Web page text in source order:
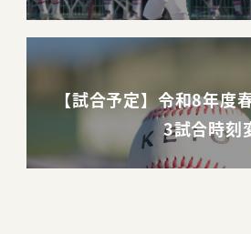
【試合予定】令和8年度
3試合時